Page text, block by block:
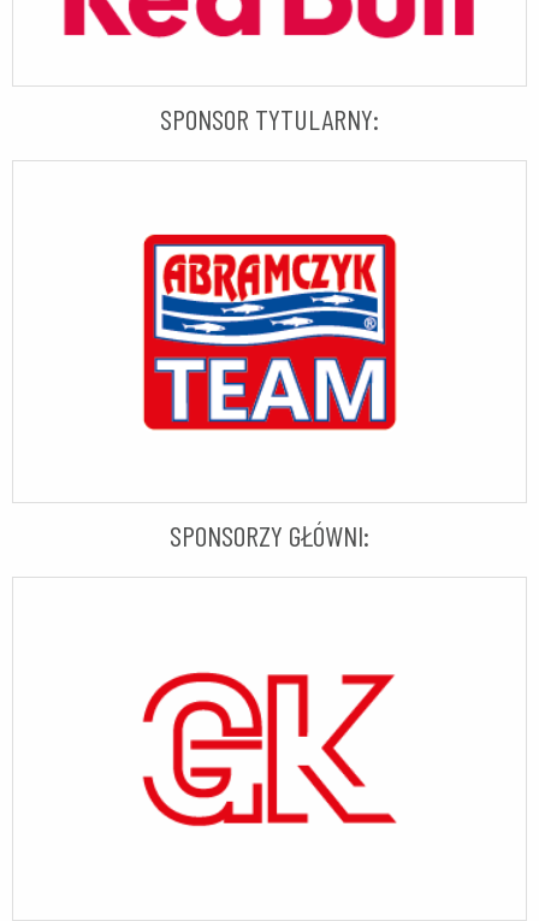
SPONSOR TYTULARNY:
SPONSORZY GŁÓWNI: